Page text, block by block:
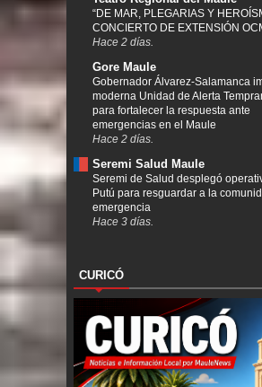
“DE MAR, PLEGARIAS Y
CONCIERTO DE EXTENSIÓN
Hace 2 días.
Gore Maule
Gobernador Álvarez-Salamanca
moderna Unidad de Alerta
para fortalecer la respuesta ante
emergencias en el Maule
Hace 2 días.
Seremi Salud Maule
Seremi de Salud desplegó
Putú para resguardar a la
emergencia
Hace 3 días.
CURICÓ